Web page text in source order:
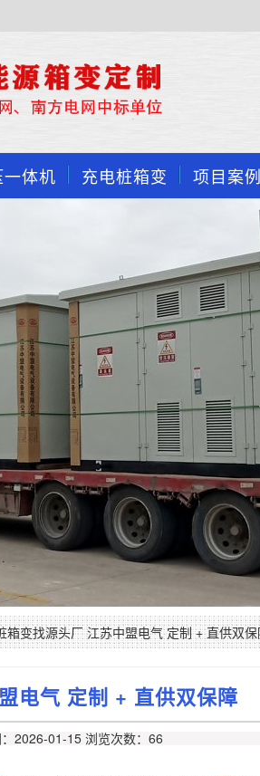
体机 充电桩箱变 项目案例
变找源头厂 江苏中盟电气 定制 + 直供双
电气 定制 + 直供双保障
2026-01-15 浏览次数：66